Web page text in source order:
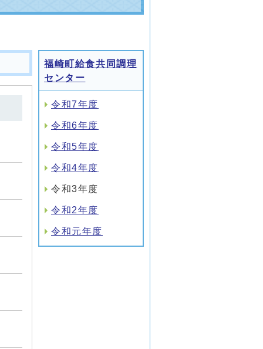
福崎町給食共同調理
センター
令和7年度
令和6年度
令和5年度
令和4年度
令和3年度
令和2年度
令和元年度